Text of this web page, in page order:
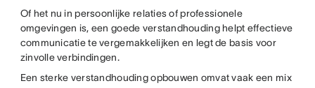
Of het nu in persoonlijke relaties of professionele
omgevingen is, een goede verstandhouding helpt effectieve
communicatie te vergemakkelijken en legt de basis voor
zinvolle verbindingen.
Een sterke verstandhouding opbouwen omvat vaak een mix